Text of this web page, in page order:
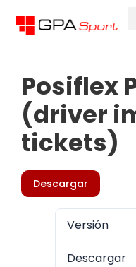
Posiflex
(driver
tickets)
Descargar
Versión
Descargar